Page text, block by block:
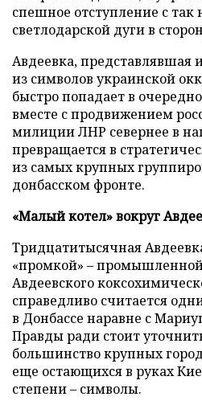
спешное отступление с так
светлодарской дуги в
Авдеевка, представлявшая
из символов украинской
быстро попадает в
вместе с продвижением
милиции ЛНР севернее в
превращается в
из самых крупных
донбасском фронте.
«Малый котел» вокруг
Тридцатитысячная
«промкой» –
Авдеевского
справедливо считается
в Донбассе наравне с
Правды ради стоит
большинство крупных
еще остающихся в руках
степени – символы.